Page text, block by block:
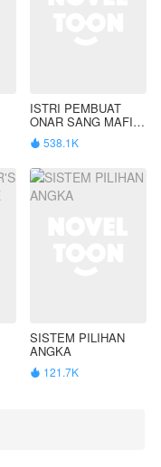
ISTRI PEMBUAT
ONAR SANG MAFIA
KEJAM
 538.1K
SISTEM PILIHAN
ANGKA
 121.7K